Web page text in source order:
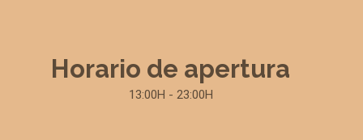
Horario de apertura
13:00H - 23:00H